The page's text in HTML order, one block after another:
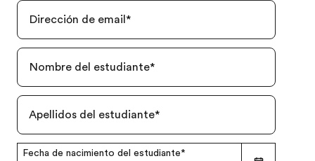
Dirección de email *
Nombre del estudiante*
Apellidos del estudiante*
Fecha de nacimiento del estudiante*